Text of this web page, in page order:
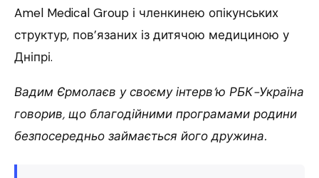
Amel Medical Group і членкинею опікунських
структур, пов’язаних із дитячою медициною у
Дніпрі.
Вадим Єрмолаєв у своєму інтерв’ю РБК-Україна
говорив, що благодійними програмами родини
безпосередньо займається його дружина.